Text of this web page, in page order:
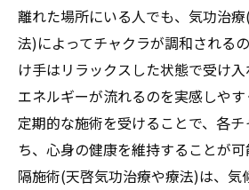
離れた場所にいる人でも、気功治
法)によってチャクラが調和される
け手はリラックスした状態で受け入
エネルギーが流れるのを実感しやす
定期的な施術を受けることで、各
ち、心身の健康を維持することが
隔施術(天啓気功治療や療法)は、気